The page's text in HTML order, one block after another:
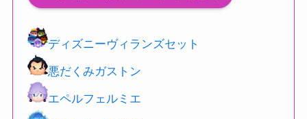
ディズニーヴィランズセット
悪だくみガストン
エペルフェルミエ